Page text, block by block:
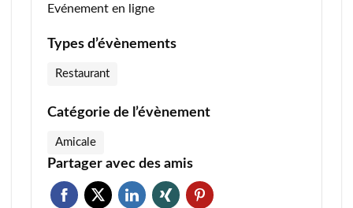
Evénement en ligne
Types d’évènements
Restaurant
Catégorie de l’évènement
Amicale
Partager avec des amis